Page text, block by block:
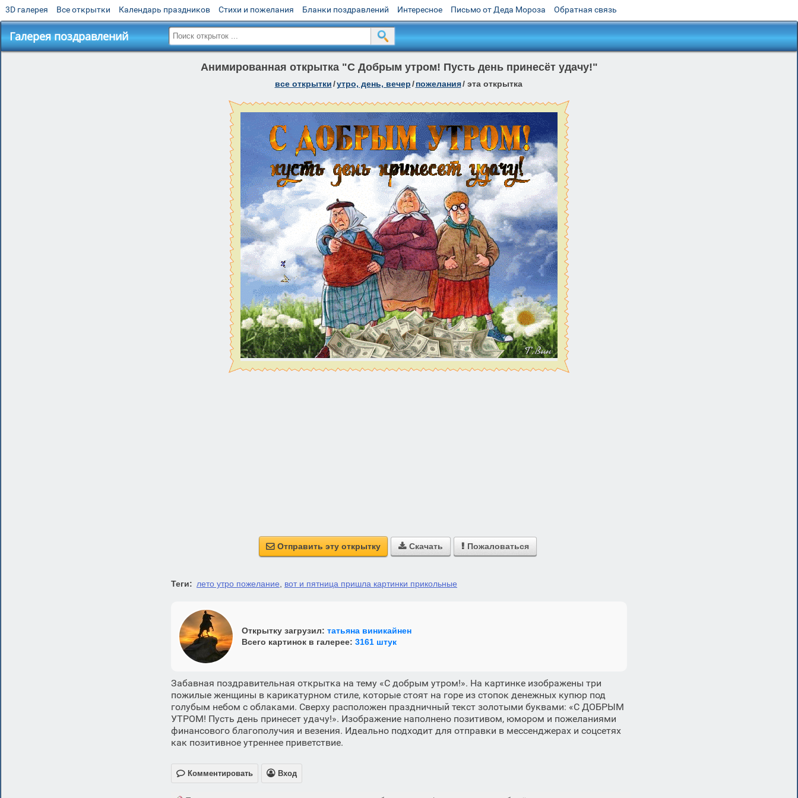
3D галерея Все открытки Календарь праздников Стихи и пожелания Бланки поздравлений Интересное Письмо от Деда Мороза Обратная связь
Галерея поздравлений
Анимированная открытка "С Добрым утром! Пусть день принесёт удачу!"
все открытки/утро, день, вечер/ пожелания/ эта открытка
 Отправить эту открытку  Скачать  Пожаловаться
Теги: лето утро пожелание вот и пятница пришла картинки прикольные
Открытку загрузил: татьяна виникайнен
Всего картинок в галерее: 3161 штук
Забавная поздравительная открытка на тему «С добрым утром!». На картинке изображены три
пожилые женщины в карикатурном стиле, которые стоят на горе из стопок денежных купюр под
голубым небом с облаками. Сверху расположен праздничный текст золотыми буквами: «С ДОБРЫМ
УТРОМ! Пусть день принесет удачу!». Изображение наполнено позитивом, юмором и пожеланиями
финансового благополучия и везения. Идеально подходит для отправки в мессенджерах и соцсетях
как позитивное утреннее приветствие.
 Комментировать  Вход